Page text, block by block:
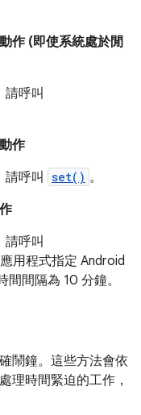
作 (即使系統處於閒
請呼叫
作
請呼叫
set() 。
請呼叫
用程式指定 Android
間隔為 10 分鐘。
鬧鐘。這些方法會依
理時間緊迫的工作，